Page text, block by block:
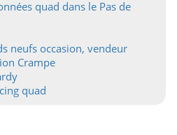
quad dans le Pas de
neufs occasion, vendeur
Crampe
quad